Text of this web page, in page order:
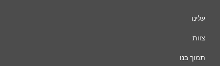
עלינו
צוות
תמוך בנו